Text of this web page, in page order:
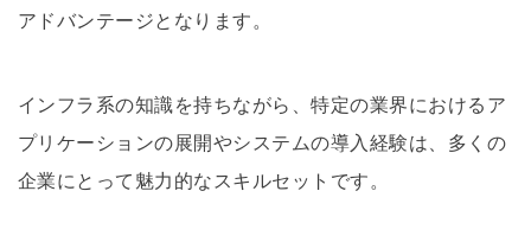
アドバンテージとなります。
インフラ系の知識を持ちながら、特定の業界におけるア
プリケーションの展開やシステムの導入経験は、多くの
企業にとって魅力的なスキルセットです。